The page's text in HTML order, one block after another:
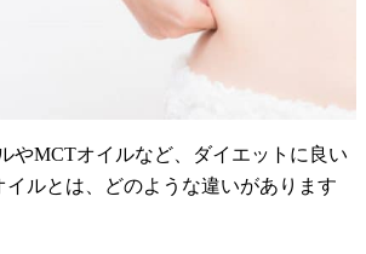
やMCTオイルなど、ダイエットに良い
イルとは、どのような違いがあります